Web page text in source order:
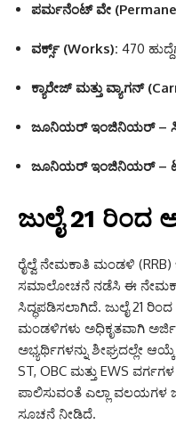
ಪರ್ಮನೆಂಟ್ ವೇ
ವರ್ಕ್ಸ್ (Works): 470
ಕ್ಯಾರೇಜ್ ಮತ್ತು ವ್ಯಾಗನ್
ಜೂನಿಯರ್ ಇಂಜಿನಿಯರ್ –
ಜೂನಿಯರ್ ಇಂಜಿನಿಯರ್ –
ಜುಲೈ 21
ರೈಲ್ವೆ ನೇಮಕಾತಿ ಮಂಡಳಿ
ಸಮಾಲೋಚನೆ ನಡೆಸಿ ಈ
ಸಿದ್ಧಪಡಿಸಲಾಗಿದೆ. ಜುಲೈ 21
ಮಂಡಳಿಗಳು ಅಧಿಕೃತವಾಗಿ
ಅಭ್ಯರ್ಥಿಗಳನ್ನು ಶೀಘ್ರದಲ್ಲೇ
ST, OBC ಮತ್ತು EWS
ಪಾಲಿಸುವಂತೆ ಎಲ್ಲಾ
ಸೂಚನೆ ನೀಡಿದೆ.